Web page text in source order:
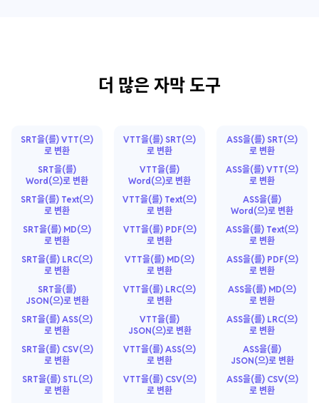
더 많은 자막 도구
SRT을(를) VTT(으)
로 변환
SRT을(를)
Word(으)로 변환
SRT을(를) Text(으)
로 변환
SRT을(를) MD(으)
로 변환
SRT을(를) LRC(으)
로 변환
SRT을(를)
JSON(으)로 변환
SRT을(를) ASS(으)
로 변환
SRT을(를) CSV(으)
로 변환
SRT을(를) STL(으)
로 변환
VTT을(를) SRT(으)
로 변환
VTT을(를)
Word(으)로 변환
VTT을(를) Text(으)
로 변환
VTT을(를) PDF(으)
로 변환
VTT을(를) MD(으)
로 변환
VTT을(를) LRC(으)
로 변환
VTT을(를)
JSON(으)로 변환
VTT을(를) ASS(으)
로 변환
VTT을(를) CSV(으)
로 변환
ASS을(를) SRT(으)
로 변환
ASS을(를) VTT(으)
로 변환
ASS을(를)
Word(으)로 변환
ASS을(를) Text(으)
로 변환
ASS을(를) PDF(으)
로 변환
ASS을(를) MD(으)
로 변환
ASS을(를) LRC(으)
로 변환
ASS을(를)
JSON(으)로 변환
ASS을(를) CSV(으)
로 변환